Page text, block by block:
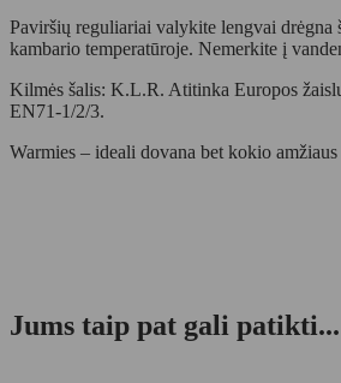
Paviršių reguliariai valykite lengvai drėgna
kambario temperatūroje. Nemerkite į
Kilmės šalis: K.L.R. Atitinka Europos
EN71-1/2/3.
Warmies – ideali dovana bet kokio amžiaus
Jums taip pat gali patikti...